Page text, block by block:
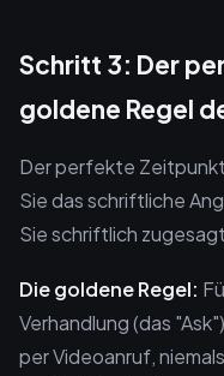
Schritt 3: Der
goldene Regel
Der perfekte
Sie das schriftliche
Sie schriftlich
Die goldene Regel:
Verhandlung (das
per Videoanruf,